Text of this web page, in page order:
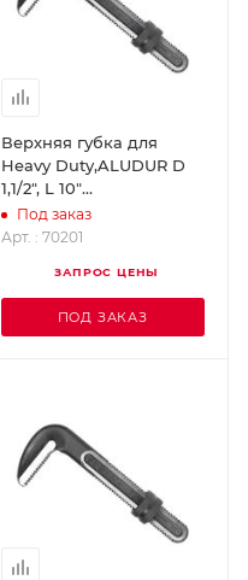
Верхняя губка для
Heavy Duty,ALUDUR D
1,1/2", L 10"
ROTHENBERGER 70201
Под заказ
Арт. : 70201
ЗАПРОС ЦЕНЫ
ПОД ЗАКАЗ